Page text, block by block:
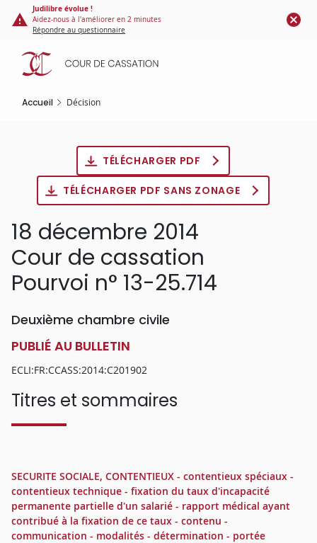
Panneau de gestion des cookies
contenu
principal
Judilibre évolue !
Aidez-nous à l'améliorer en 2 minutes
Répondre au questionnaire
Accueil Décision
TÉLÉCHARGER PDF
TÉLÉCHARGER PDF SANS ZONAGE
18 décembre 2014
Cour de cassation
Pourvoi n° 13-25.714
Deuxième chambre civile
PUBLIÉ AU BULLETIN
ECLI:FR:CCASS:2014:C201902
Titres et sommaires
SECURITE SOCIALE, CONTENTIEUX - contentieux spéciaux -
contentieux technique - fixation du taux d'incapacité
permanente partielle d'un salarié - rapport médical ayant
contribué à la fixation de ce taux - contenu -
communication - modalités - détermination - portée